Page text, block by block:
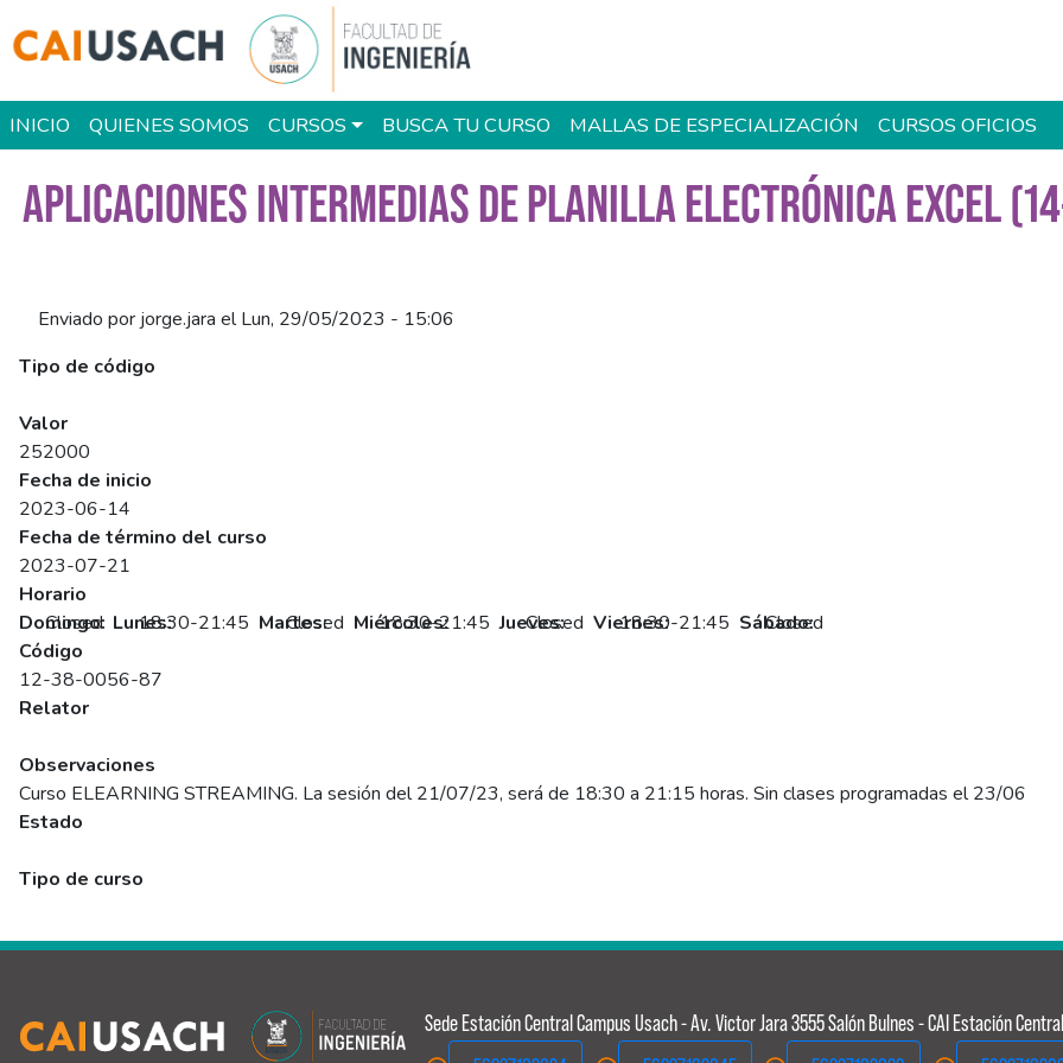
Main navigation
INICIO QUIENES SOMOS CURSOS BUSCA TU CURSO MALLAS DE ESPECIALIZACIÓN CURSOS OFICIOS
APLICACIONES INTERMEDIAS DE PLANILLA ELECTRÓNICA EXCEL
Enviado por jorge.jara elLun, 29/05/2023 - 15:06
Tipo de código
Valor
252000
Fecha de inicio
2023-06-14
Fecha de término del curso
2023-07-21
Horario
Domingo:
Closed Lunes:
18:30-21:45 Martes:
Closed Miércoles:
18:30-21:45 Jueves:
Closed Viernes:
18:30-21:45 Sábado:
Closed
Código
12-38-0056-87
Relator
Observaciones
Curso ELEARNING STREAMING. La sesión del 21/07/23, será de 18:30 a 21:15 horas. Sin clases programadas el 23/06
Estado
Tipo de curso
Sede Estación Central Campus Usach - Av. Victor Jara 3555 Salón Bulnes - CAI Estación Central